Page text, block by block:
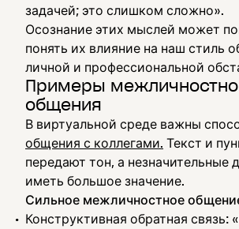
задачей; это слишком сложно».
Осознание этих мыслей может
понять их влияние на наш стиль
личной и профессиональной
Примеры
общения
В виртуальной среде важны
общения с коллегами. Текст и
передают тон, а незначительные
иметь большое значение.
Сильное межличностное
Конструктивная обратная связь: